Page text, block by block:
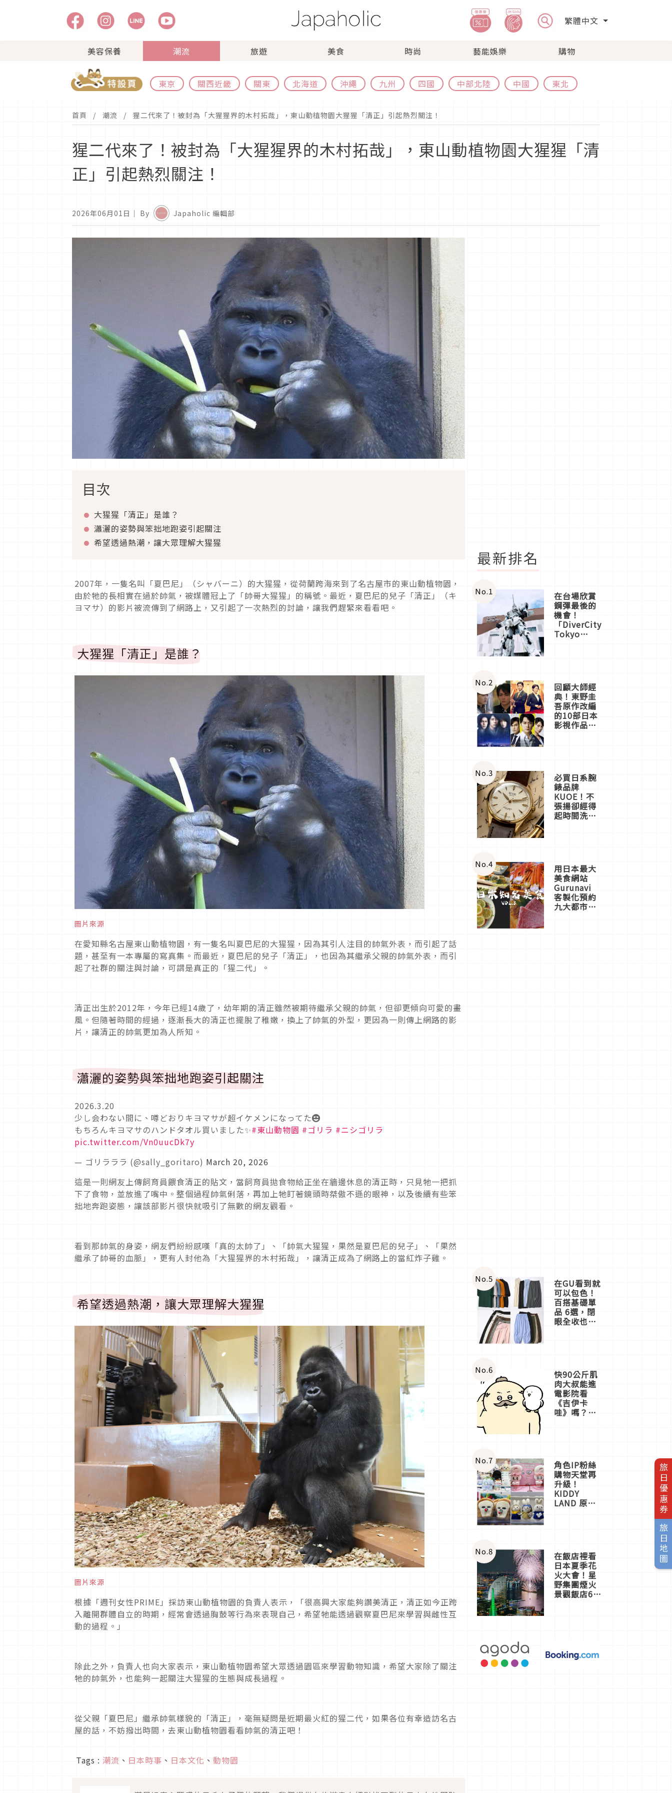
繁體中文
美容保養 潮流 旅遊 美食 時尚 藝能娛樂 購物
東京 關西近畿 關東 北海道 沖繩 九州 四國 中部北陸 中國 東北
旅日優惠券
旅日地圖
首頁 潮流 猩二代來了！被封為「大猩猩界的木村拓哉」，東山動植物園大猩猩「清正」引起熱烈關注！
猩二代來了！被封為「大猩猩界的木村拓哉」，東山動植物園大猩猩「清
正」引起熱烈關注！
2026年06月01日 ｜ By Japaholic 編輯部
目次
大猩猩「清正」是誰？
瀟灑的姿勢與笨拙地跑姿引起關注
希望透過熱潮，讓大眾理解大猩猩
2007年，一隻名叫「夏巴尼」（シャバーニ）的大猩猩，從荷蘭跨海來到了名古屋市的東山動植物園，
由於牠的長相實在過於帥氣，被媒體冠上了「帥哥大猩猩」的稱號。 最近，夏巴尼的兒子「清正」（キ
ヨマサ）的影片被流傳到了網路上，又引起了一次熱烈的討論，讓我們趕緊來看看吧。
大猩猩「清正」是誰？
圖片來源
在愛知縣名古屋東山動植物園，有一隻名叫夏巴尼的大猩猩，因為其引人注目的帥氣外表，而引起了話
題，甚至有一本專屬的寫真集。而最近，夏巴尼的兒子「清正」，也因為其繼承父親的帥氣外表，而引
起了社群的關注與討論，可謂是真正的「猩二代」。
清正出生於2012年，今年已經14歲了，幼年期的清正雖然被期待繼承父親的帥氣，但卻更傾向可愛的畫
風。但隨著時間的經過，逐漸長大的清正也擺脫了稚嫩，換上了帥氣的外型，更因為一則傳上網路的影
片，讓清正的帥氣更加為人所知。
瀟灑的姿勢與笨拙地跑姿引起關注
2026.3.20
少し会わない間に、噂どおりキヨマサが超イケメンになってた😍
もちろんキヨマサのハンドタオル買いました✨#東山動物園 #ゴリラ #ニシゴリラ
pic.twitter.com/Vn0uucDk7y
— ゴリラララ (@sally_goritaro) March 20, 2026
這是一則網友上傳飼育員餵食清正的貼文，當飼育員拋食物給正坐在牆邊休息的清正時，只見牠一把抓
下了食物，並放進了嘴中。整個過程帥氣俐落，再加上牠盯著鏡頭時桀傲不遜的眼神，以及後續有些笨
拙地奔跑姿態，讓該部影片很快就吸引了無數的網友觀看。
看到那帥氣的身姿，網友們紛紛感嘆「真的太帥了」、「帥氣大猩猩，果然是夏巴尼的兒子」、「果然
繼承了帥哥的血脈」，更有人封他為「大猩猩界的木村拓哉」，讓清正成為了網路上的當紅炸子雞。
希望透過熱潮，讓大眾理解大猩猩
圖片來源
根據「週刊女性PRIME 」採訪東山動植物園的負責人表示，「很高興大家能夠讚美清正，清正如今正跨
入離開群體自立的時期，經常會透過胸鼓等行為來表現自己，希望牠能透過觀察夏巴尼來學習與雌性互
動的過程。」
除此之外，負責人也向大家表示，東山動植物園希望大眾透過園區來學習動物知識，希望大家除了關注
牠的帥氣外，也能夠一起關注大猩猩的生態與成長過程。
從父親「夏巴尼」繼承帥氣樣貌的「清正」，毫無疑問是近期最火紅的猩二代，如果各位有幸造訪名古
屋的話，不妨撥出時間，去東山動植物園看看帥氣的清正吧！
Tags : 潮流 、 日本時事 、 日本文化 、 動物園
最新排名
No.1 在台場欣賞
鋼彈最後的
機會！
「DiverCity
Tokyo
體驗
No.2 回顧大師經
典！東野圭
吾原作改編
的10部日本
影視作品推
No.3 必買日系腕
錶品牌
KUOE！不
張揚卻經得
起時間洗鍊
No.4 用日本最大
美食網站
Gurunavi
客製化預約
九大都市餐
No.5 在GU看到就
可以包色！
百搭基礎單
品 6選，閉
眼全收也不
No.6 快90公斤肌
肉大叔能進
電影院看
《吉伊卡
哇》嗎？日
一同給出了
答案
No.7 角色IP粉絲
購物天堂再
升級！
KIDDY
LAND 原宿
店3分即達
No.8 在飯店裡看
日本夏季花
火大會！星
野集團煙火
景觀飯店6